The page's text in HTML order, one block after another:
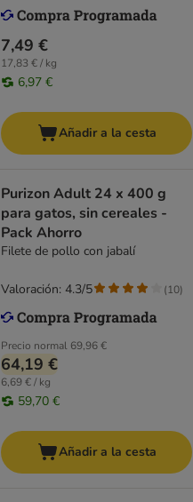
7,49 €
17,83 € / kg
6,97 €
Añadir a la cesta
Purizon Adult 24 x 400 g
para gatos, sin cereales -
Pack Ahorro
Filete de pollo con jabalí
Precio normal 69,96 €
64,19 €
6,69 € / kg
59,70 €
Valoración: 4.3/5 (10)
Añadir a la cesta